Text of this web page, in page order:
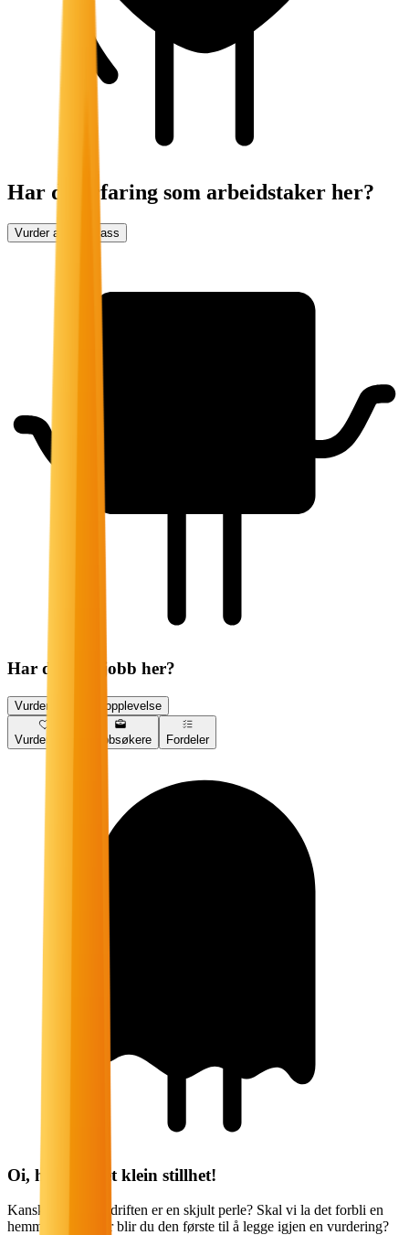
Har du erfaring som arbeidstaker her?
Vurder arbeidsplass
Har du søkt jobb her?
Vurder jobbsøkeropplevelse
Vurderinger Jobbsøkere Fordeler
Oi, her var det klein stillhet!
Kanskje denne bedriften er en skjult perle? Skal vi la det forbli en
hemmelighet, eller blir du den første til å legge igjen en vurdering?